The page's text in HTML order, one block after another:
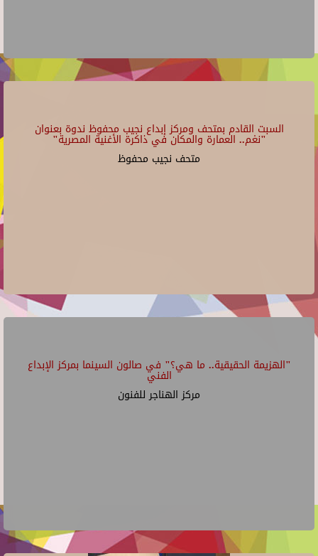
السبت القادم بمتحف ومركز إبداع نجيب محفوظ ندوة بعنوان
"نغم.. العمارة والمكان في ذاكرة الأغنية المصرية"
متحف نجيب محفوظ
"الهزيمة الحقيقية.. ما هي؟" في صالون السينما بمركز الإبداع
الفني
مركز الهناجر للفنون